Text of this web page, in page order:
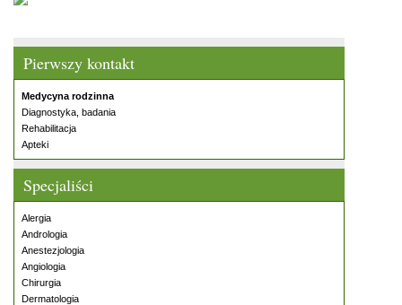
Pierwszy kontakt
Medycyna rodzinna
Diagnostyka, badania
Rehabilitacja
Apteki
Specjaliści
Alergia
Andrologia
Anestezjologia
Angiologia
Chirurgia
Dermatologia